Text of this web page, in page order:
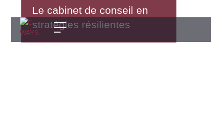
Le cabinet de conseil en
stratégies résilientes